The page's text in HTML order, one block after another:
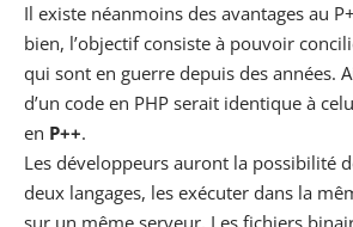
Il existe néanmoins des avantages au
bien, l’objectif consiste à pouvoir
qui sont en guerre depuis des années.
d’un code en PHP serait identique à
en P++.
Les développeurs auront la possibilité
deux langages, les exécuter dans la